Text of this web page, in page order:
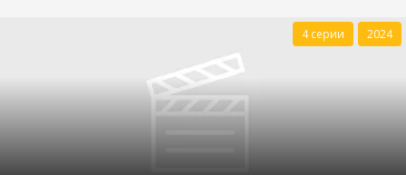
4 серии 2024